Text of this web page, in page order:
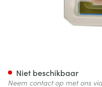
Niet beschikbaar
Neem contact op met ons